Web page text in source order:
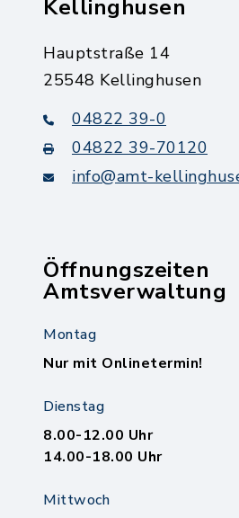
Kellinghusen
Hauptstraße 14
25548 Kellinghusen
04822 39-0
04822 39-70120
info@amt-
Öffnungszeiten
Amtsverwaltung
Montag
Nur mit Onlinetermin!
Dienstag
8.00-12.00 Uhr
14.00-18.00 Uhr
Mittwoch